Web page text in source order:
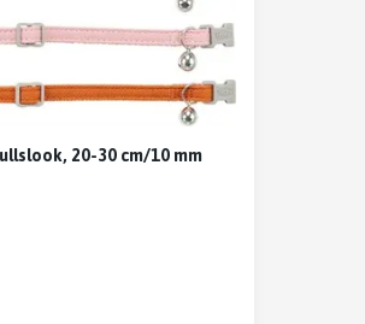
20-30 cm/10 mm